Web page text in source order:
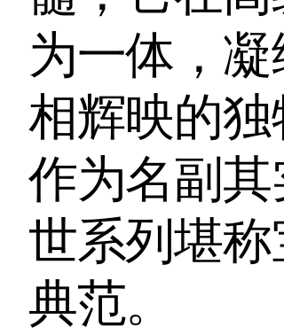
为一体，
相辉映的独
作为名副
世系列堪
典范。